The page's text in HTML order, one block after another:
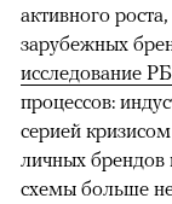
активного
зарубежных
исследование
процессов:
серией
личных брендов
схемы больше